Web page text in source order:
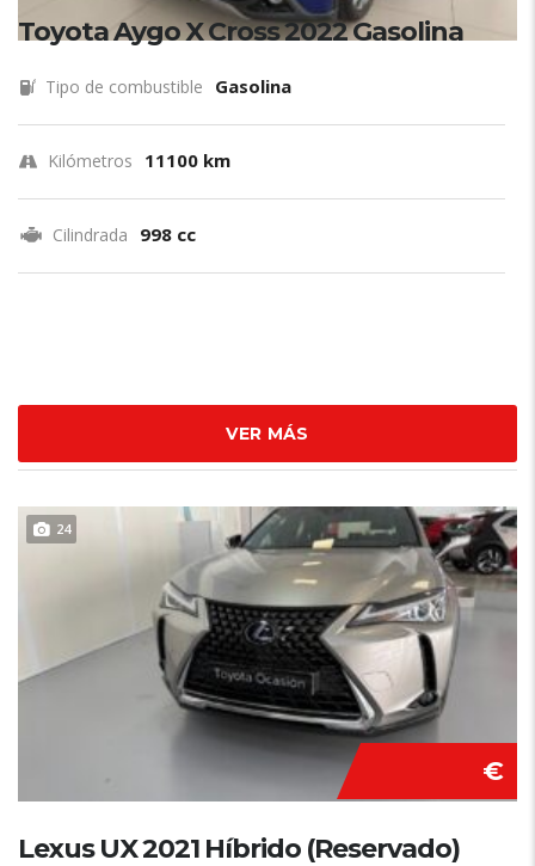
Toyota Aygo X Cross 2022 Gasolina
Tipo de combustible Gasolina
Kilómetros 11100 km
Cilindrada 998 cc
VER MÁS
24
€
Lexus UX 2021 Híbrido (Reservado)